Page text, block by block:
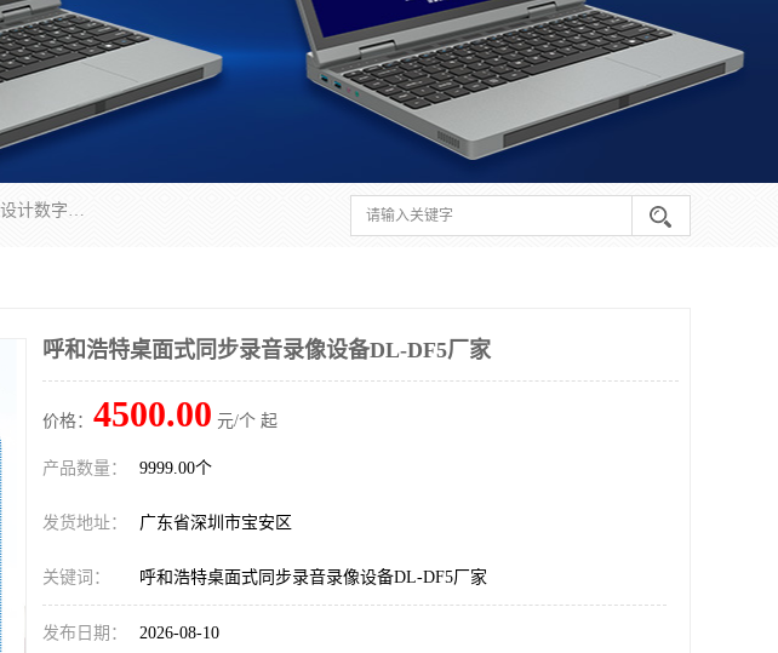
深圳鼎立宏泰科技有限公司专注做语音录像系统；主要服务有：约谈室同步录音录像系统、设计数字询问同步录音录像、数字约谈室同步录音录像、公开听证室、智慧庭审、智能语音识别转写、远程提讯（提审）、记录仪、远程指挥综合管理平台、录播系统等
呼和浩特桌面式同步录音录像设备DL-DF5厂家
价格： 4500.00 元/个 起
产品数量： 9999.00个
发货地址： 广东省深圳市宝安区
关键词： 呼和浩特桌面式同步录音录像设备DL-DF5厂家
发布日期： 2026-08-10